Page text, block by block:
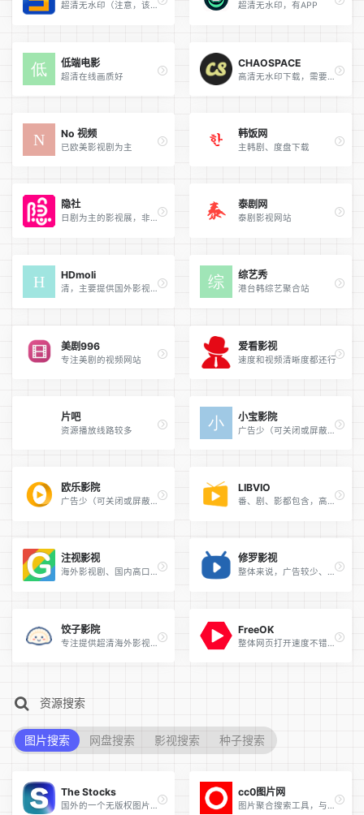
超清无水印（注意，该网站广告较多，资源齐全，暂且保留） 超清无水印，有APP
低端电影
超清在线画质好
CHAOSPACE
No 视频
已欧美影视剧为主
韩饭网
主韩剧、度盘下载
隐社
日剧为主的影视展，非常齐全
泰剧网
泰剧影视网站
HDmoli
清，主要提供国外影视，国内影视很少
综艺秀
港台韩综艺聚合站
美剧996
专注美剧的视频网站
爱看影视
速度和视频清晰度都还行
片吧
资源播放线路较多
小宝影院
广告少（可关闭或屏蔽）播放速度不错 画质较高 支持弹幕（需梯子访问）
欧乐影院
广告少（可关闭或屏蔽）播放速度不错 画质较高 支持弹幕（需梯子访问）
LIBVIO
番、剧、影都包含，高清，速度快
注视影视
海外影视剧、国内高口碑影视剧资源为主的在线影视网站
修罗影视
整体来说，广告较少、播放速度稳定、画质高清，是追剧可首选的网站之一。
饺子影院 FreeOK
资源搜索
图片搜索 网盘搜索 影视搜索 种子搜索
The Stocks
国外的一个无版权图片聚合搜索网站。
cc0图片网
图片聚合搜索工具，与常见的免费图库服务不同，它整合多个国外免费图库，提供一次搜寻多个图库来源的功能